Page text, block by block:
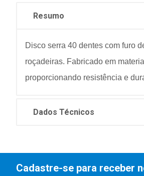
Resumo
Disco serra 40 dentes com furo
roçadeiras. Fabricado em
proporcionando resistência e
Dados Técnicos
Cadastre-se para receber